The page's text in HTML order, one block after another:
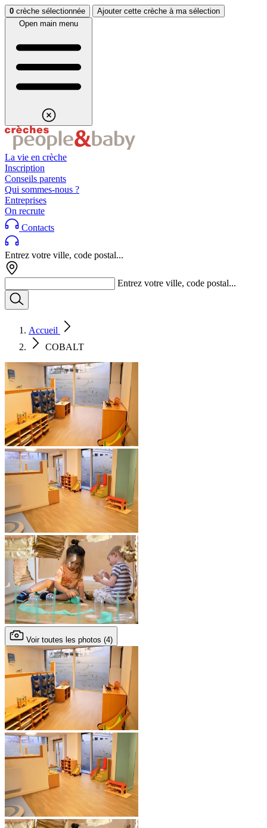
Aller au contenuAller au footer
0 crèche sélectionnée
Ajouter cette crèche à ma sélection
Open main menu
La vie en crèche
Inscription
Conseils parents
Qui sommes-nous ?
Entreprises
On recrute
Contacts
Entrez votre ville, code postal...
Entrez votre ville, code postal...
Accueil
COBALT
Voir toutes les photos (4)